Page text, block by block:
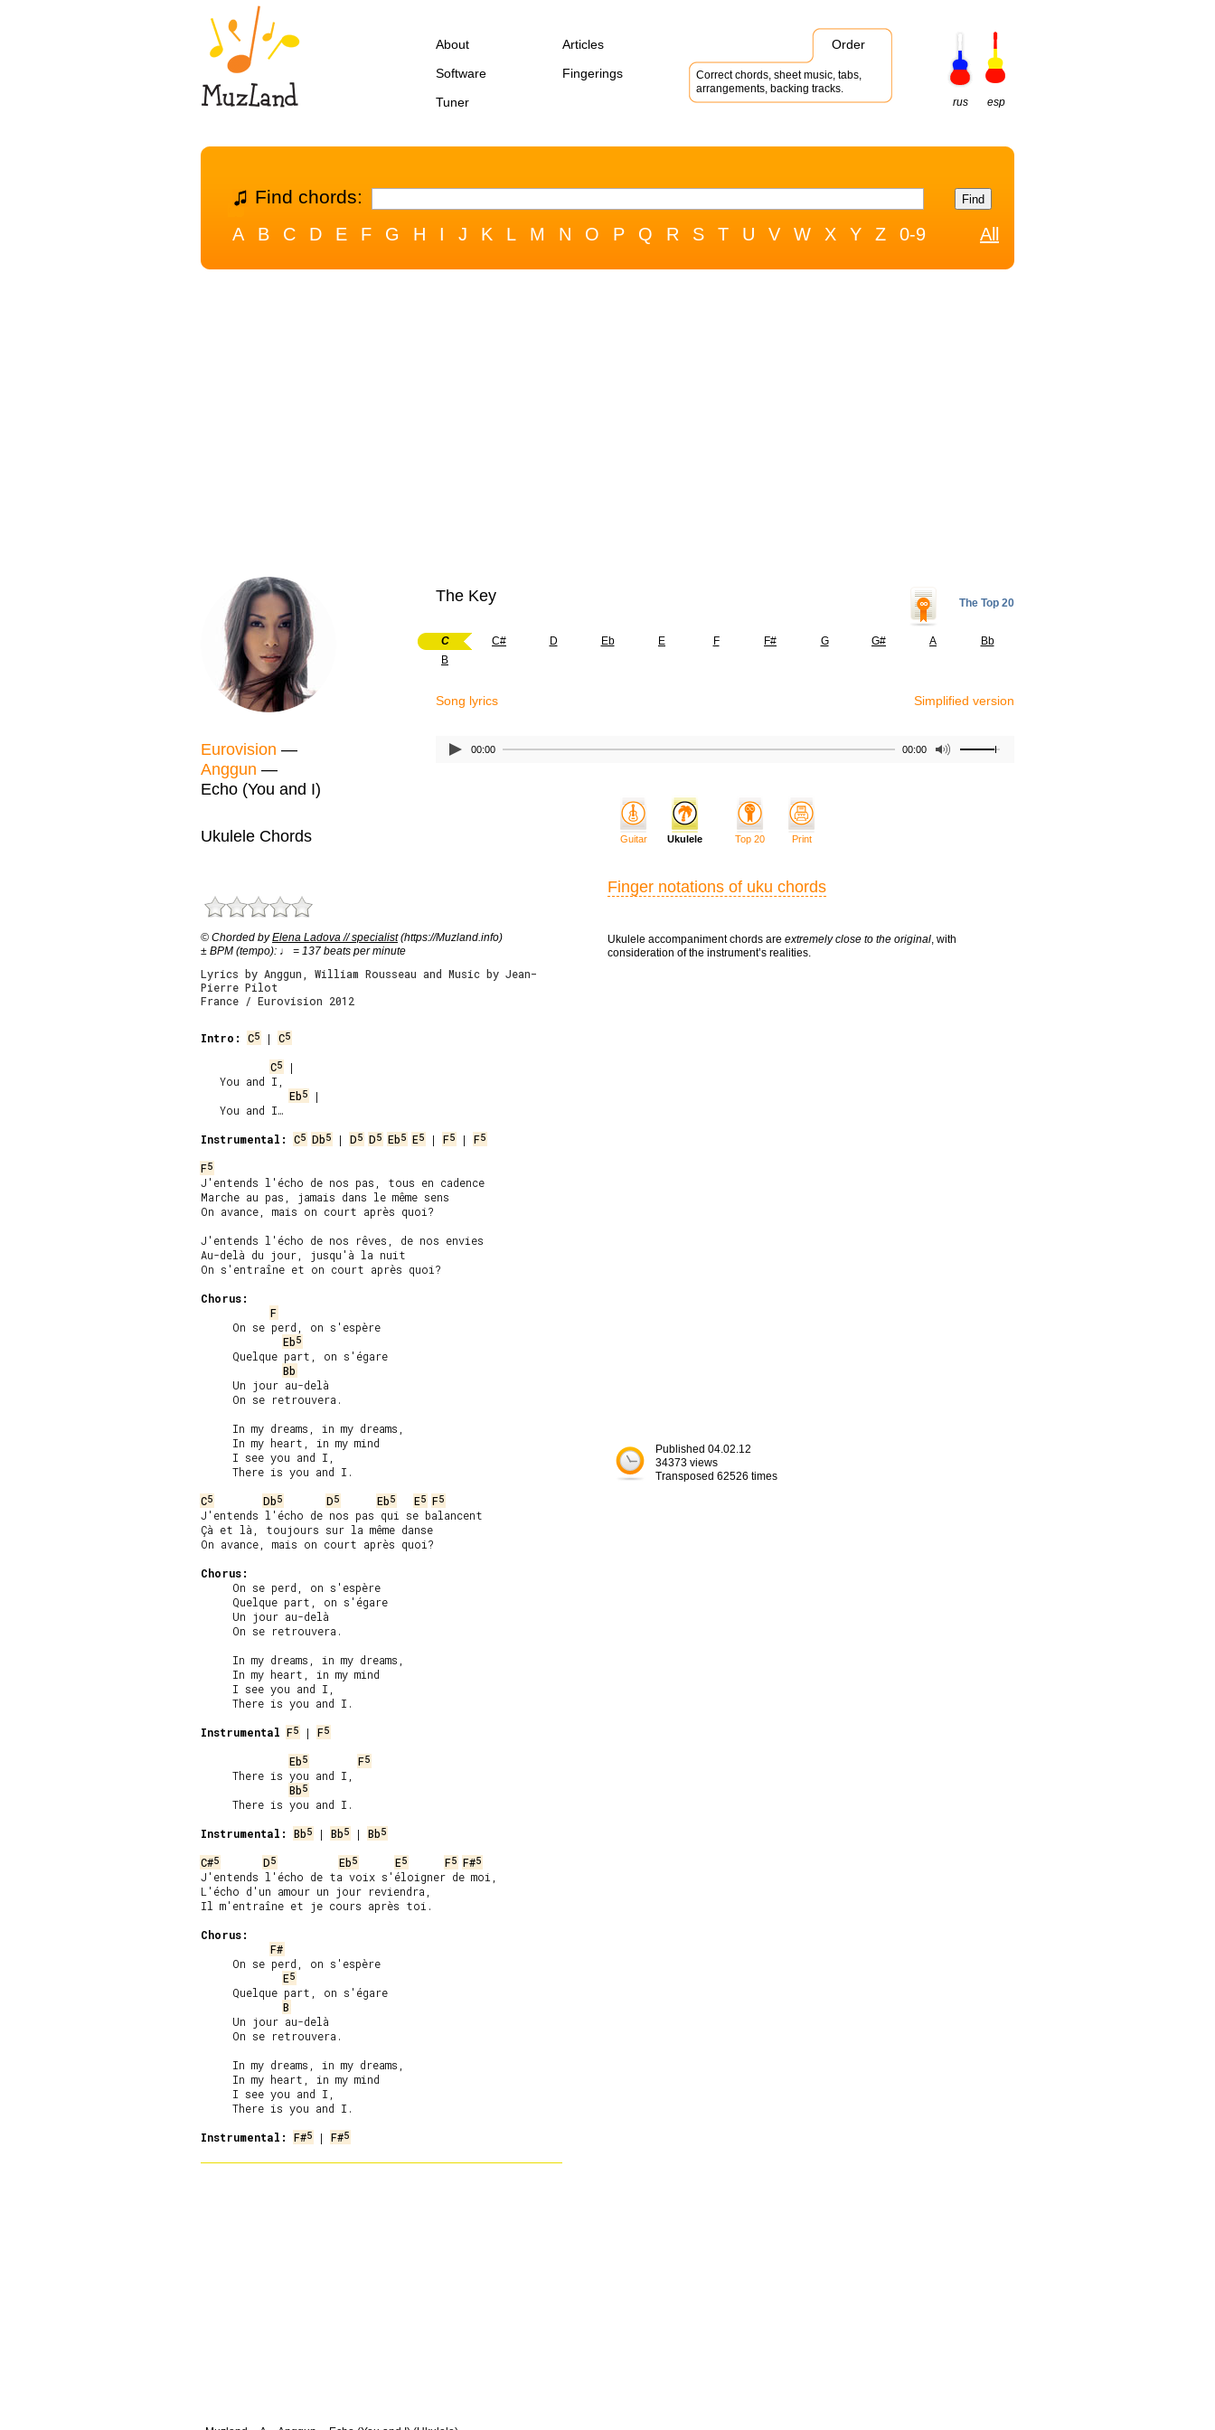
About
Articles
Software
Fingerings
Tuner
Order
Correct chords, sheet music, tabs,
arrangements, backing tracks.
rus
esp
Find chords:
A B C D E F G H I J K L M N O P Q R S T U V W X Y Z 0-9 All
Eurovision —
Anggun —
Echo (You and I)
The Key The Top 20
C C# D Eb E F F# G G# A
Bb
B
Song lyrics Simplified version
00:00 00:00
Ukulele Chords
© Chorded byElena Ladova // specialist(https://Muzland.info)
± BPM (tempo): ♩ = 137 beats per minute
Lyrics by Anggun, William Rousseau and Music by Jean-
Pierre Pilot
France / Eurovision 2012
Intro: C5 | C5
C5 |
   You and I,
Eb5 |
   You and I…
Instrumental:
C5 Db5 | D5 D5 Eb5 E5 | F5 | F5
F5
J'entends l'écho de nos pas, tous en cadence
Marche au pas, jamais dans le même sens
On avance, mais on court après quoi?
J'entends l'écho de nos rêves, de nos envies
Au-delà du jour, jusqu'à la nuit
On s'entraîne et on court après quoi?
Chorus:
F
     On se perd, on s'espère
Eb5
     Quelque part, on s'égare
Bb
     Un jour au-delà
     On se retrouvera.
     In my dreams, in my dreams,
     In my heart, in my mind
     I see you and I,
     There is you and I.
C5 Db5 D5 Eb5 E5 F5
J'entends l'écho de nos pas qui se balancent
Çà et là, toujours sur la même danse
On avance, mais on court après quoi?
Chorus:
     On se perd, on s'espère
     Quelque part, on s'égare
     Un jour au-delà
     On se retrouvera.
     In my dreams, in my dreams,
     In my heart, in my mind
     I see you and I,
     There is you and I.
Instrumental F5 | F5
Eb5 F5
     There is you and I,
Bb5
     There is you and I.
Instrumental:
Bb5 | Bb5 | Bb5
C#5 D5 Eb5 E5 F5 F#5
J'entends l'écho de ta voix s'éloigner de moi,
L'écho d'un amour un jour reviendra,
Il m'entraîne et je cours après toi.
Chorus:
F#
     On se perd, on s'espère
E5
     Quelque part, on s'égare
B
     Un jour au-delà
     On se retrouvera.
     In my dreams, in my dreams,
     In my heart, in my mind
     I see you and I,
     There is you and I.
Instrumental:
F#5 | F#5
Guitar Ukulele Top 20 Print
Finger notations of uku chords
Ukulele accompaniment chords are extremely close to the original, with
consideration of the instrument’s realities.
Published 04.02.12
34373 views
Transposed 62526 times